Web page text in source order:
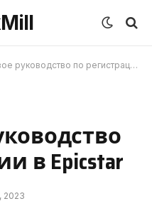
по регистрации в Epicstar
в Epicstar
2023